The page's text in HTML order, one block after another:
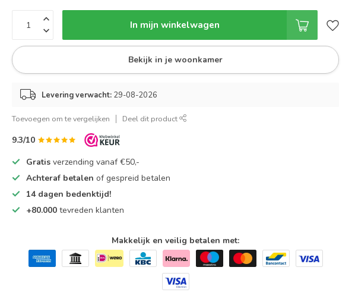
In mijn winkelwagen
Bekijk in je woonkamer
Levering verwacht: 29-08-2026
Toevoegen om te vergelijken Deel dit product
9.3/10
Gratis verzending vanaf €50,-
Achteraf betalen of gespreid betalen
14 dagen bedenktijd!
+80.000 tevreden klanten
Makkelijk en veilig betalen met: